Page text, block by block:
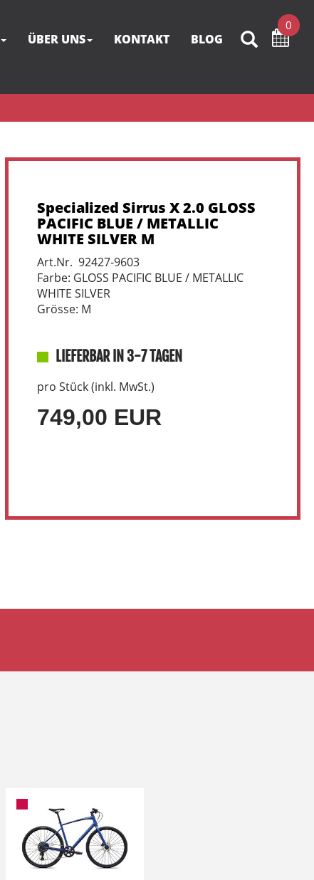
0
ÜBER UNS KONTAKT BLOG
Specialized Sirrus X 2.0 GLOSS
PACIFIC BLUE / METALLIC
WHITE SILVER M
Art.Nr. 92427-9603
Farbe: GLOSS PACIFIC BLUE / METALLIC
WHITE SILVER
Grösse: M
LIEFERBAR IN 3-7 TAGEN
pro Stück (inkl. MwSt.)
749,00 EUR